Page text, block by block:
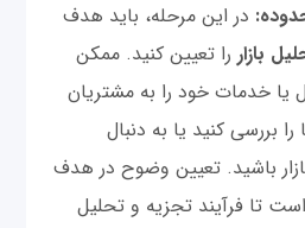
در این مرحله، باید هدف
بازار را تعیین کنید. ممکن
خدمات خود را به مشتریان
بررسی کنید یا به دنبال
باشید. تعیین وضوح در هدف
تا فرآیند تجزیه و تحلیل